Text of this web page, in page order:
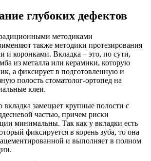
глубоких дефектов
методиками
также методики протезирования
и коронками. Вкладка – это, по сути,
из металла или керамики, которую
а фиксирует в подготовленную и
полость стоматолог-ортопед на
клеи.
вкладка замещает крупные полости с
частью, причем риски
минимальны. Так как у вкладки есть
фиксируется в корень зуба, то она
и выполняет в полном